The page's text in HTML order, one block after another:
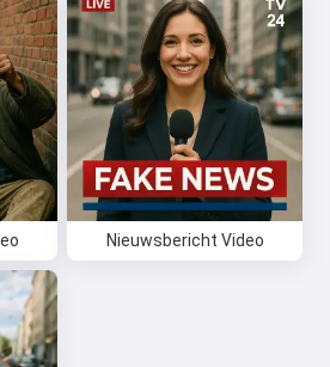
Nieuwsbericht Video
Gebruiksvoorwaarden,
,